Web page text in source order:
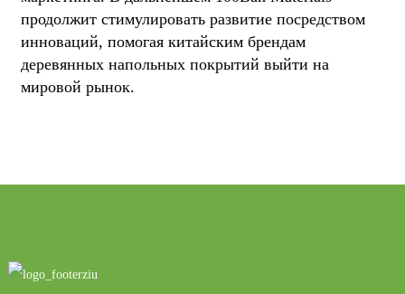
продолжит стимулировать развитие посредством
инноваций, помогая китайским брендам
деревянных напольных покрытий выйти на
мировой рынок.